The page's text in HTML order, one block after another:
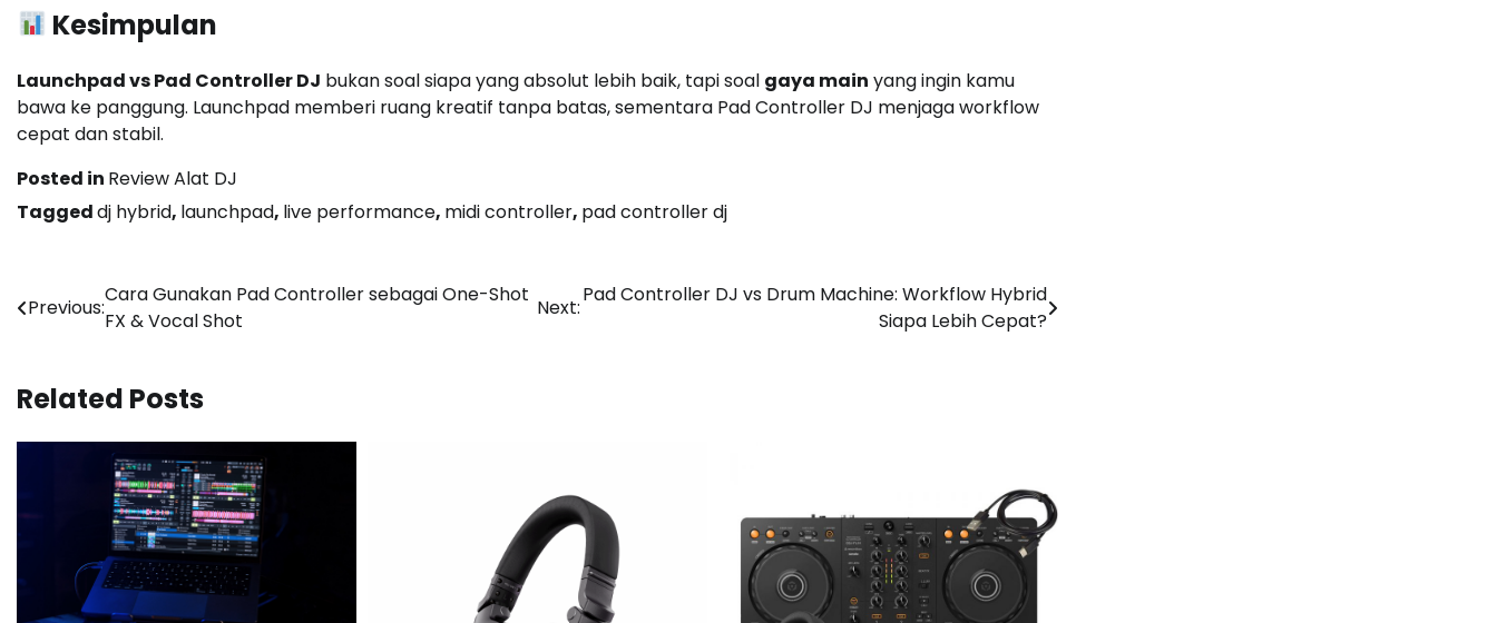
Kesimpulan
Launchpad vs Pad Controller DJ bukan soal siapa yang absolut lebih baik, tapi soal gaya main yang ingin kamu
bawa ke panggung. Launchpad memberi ruang kreatif tanpa batas, sementara Pad Controller DJ menjaga workflow
cepat dan stabil.
Posted in Review Alat DJ
Taggeddj hybrid, launchpad, live performance, midi controller, pad controller dj
Post
navigation
Previous:
Cara Gunakan Pad Controller sebagai One-Shot
FX & Vocal Shot
Next:
Pad Controller DJ vs Drum Machine: Workflow Hybrid
Siapa Lebih Cepat?
Related Posts